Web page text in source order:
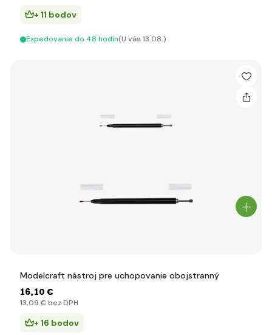
+ 11 bodov
Expedovanie do 48 hodín(U vás 13.08.)
Modelcraft nástroj pre uchopovanie obojstranný
16,10 €
13,09 € bez DPH
+ 16 bodov